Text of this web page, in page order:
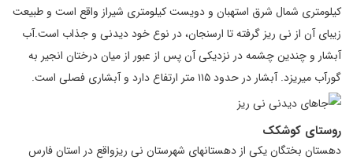
کیلومتری شمال شرق استهبان و دویست کیلومتری شیراز واقع است و طبیعت
زیبای آن از نی ریز گرفته تا ارسنجان، در نوع خود دیدنی و جذاب است.آب
آبشار و چندین چشمه در نزدیکی آن پس از عبور از میان درختان انجیر به
گورآب میریزد. آبشار در حدود ۱۱۵ متر ارتفاع دارد و آبشاری فصلی است.
روستای کوشکک
دهستان بختگان یکی از دهستانهای شهرستان نی ریزواقع در استان فارس